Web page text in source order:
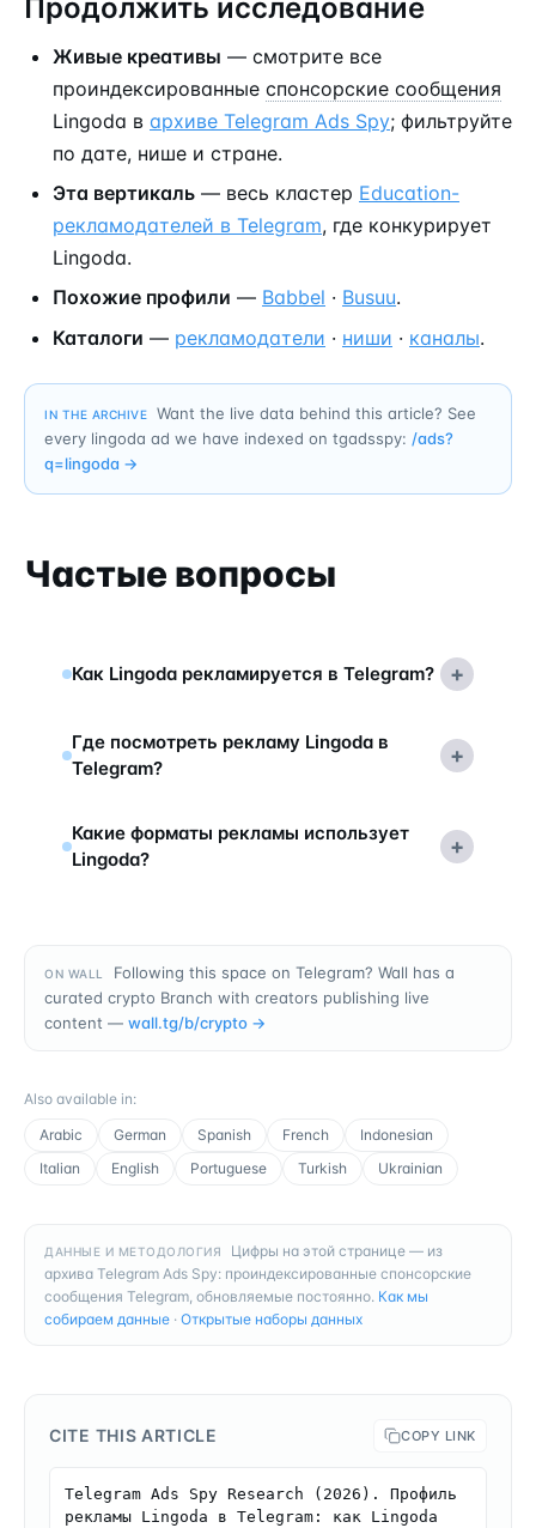
Продолжить исследование
Живые креативы — смотрите все
проиндексированные спонсорские сообщения
Lingoda в архиве Telegram Ads Spy; фильтруйте
по дате, нише и стране.
Эта вертикаль — весь кластер Education-
рекламодателей в Telegram, где конкурирует
Lingoda.
Похожие профили — Babbel · Busuu.
Каталоги — рекламодатели · ниши · каналы.
IN THE ARCHIVE
Want the live data behind this article? See
every lingoda ad we have indexed on tgadsspy: /ads?
q=lingoda →
Частые вопросы
Как Lingoda рекламируется в Telegram? +
Где посмотреть рекламу Lingoda в
Telegram?
+
Какие форматы рекламы использует
Lingoda?
+
ON WALL
Following this space on Telegram? Wall has a
curated crypto Branch with creators publishing live
content — wall.tg/b/crypto →
Also available in:
Arabic
German Spanish French
Indonesian
Italian
English Portuguese Turkish Ukrainian
ДАННЫЕ И МЕТОДОЛОГИЯ
Цифры на этой странице — из
архива Telegram Ads Spy: проиндексированные спонсорские
сообщения Telegram, обновляемые постоянно. Как мы
собираем данные · Открытые наборы данных
CITE THIS ARTICLE COPY LINK
Telegram Ads Spy Research (2026). Профиль
рекламы Lingoda в Telegram: как Lingoda